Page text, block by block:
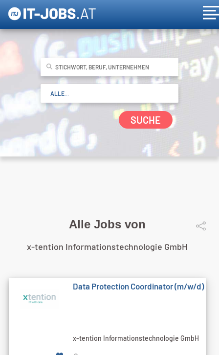
SUCHE
Alle Jobs von
x-tention Informationstechnologie GmbH
Data Protection Coordinator (m/w/d)
x-tention Informationstechnologie GmbH